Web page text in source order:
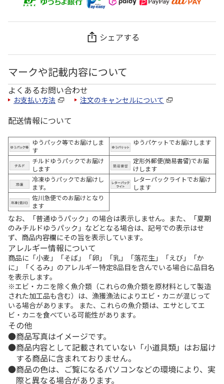
シェアする
マークや記載内容について
よくあるお問い合わせ
お支払い方法 注文のキャンセルについて
配送情報について
ゆうパック等でお届けしま
す
ゆうパケットでお届けします
チルドゆうパックでお届け
します
定形外郵便(簡易書留)でお届
けします
冷凍ゆうパックでお届けし
ます。
レターパックライトでお届け
します
佐川急便でのお届けとなり
ます
なお、「普通ゆうパック」の場合は表示しません。また、「夏期
のみチルドゆうパック」などとなる場合は、記号での表示はせ
ず、商品内容欄にその旨を表示しています。
アレルギー情報について
商品に「小麦」「そば」「卵」「乳」「落花生」「えび」「か
に」「くるみ」のアレルギー特定8品目を含んでいる場合に品目名
を表示します。
※エビ・カニを除く魚介類（これらの魚介類を原材料として製造
された加工品も含む）は、漁獲漁法によりエビ・カニが混じって
いる場合があります。 また、これらの魚介類は、エサとしてエ
ビ・カニを食べている可能性があります。
その他
商品写真はイメージです。
商品内容として記載されていない「小道具類」はお届け
する商品に含まれておりません。
商品の色は、ご覧になるパソコンなどの環境により、実
際と異なる場合があります。